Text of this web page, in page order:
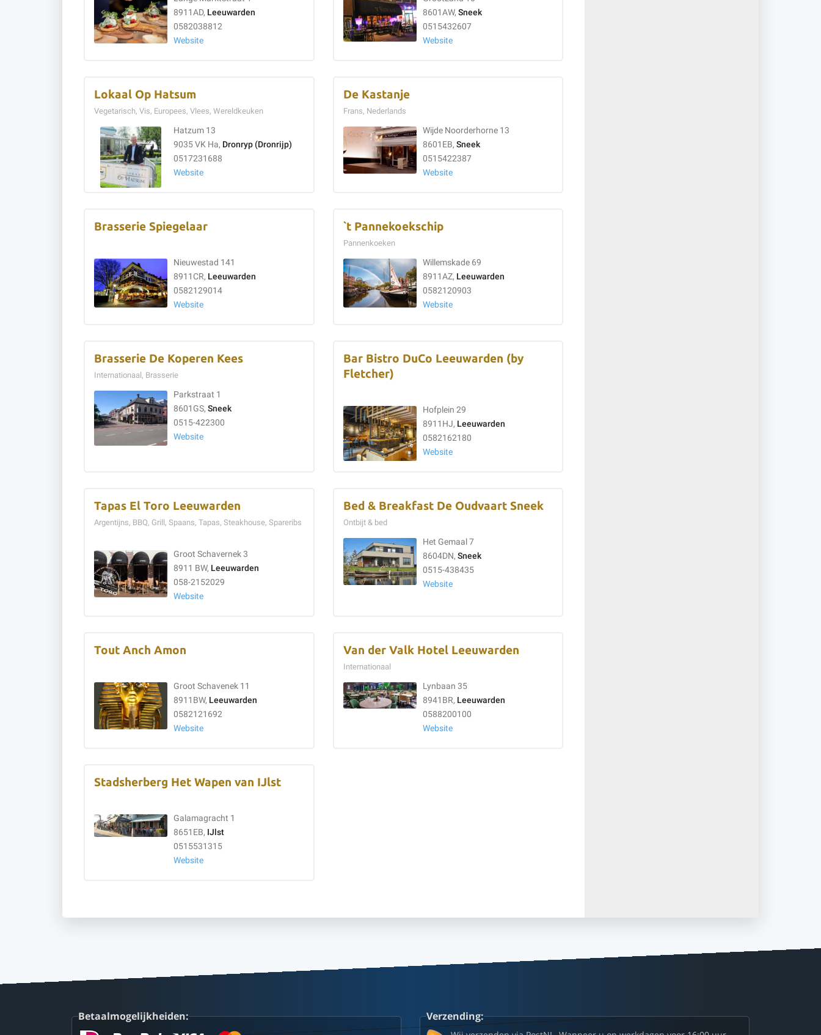
8911AD, Leeuwarden
0582038812
Website
8601AW, Sneek
0515432607
Website
Lokaal Op Hatsum
Vegetarisch, Vis, Europees, Vlees, Wereldkeuken
Hatzum 13
9035 VK Ha, Dronryp (Dronrijp)
0517231688
Website
De Kastanje
Frans, Nederlands
Wijde Noorderhorne 13
8601EB, Sneek
0515422387
Website
Brasserie Spiegelaar
Nieuwestad 141
8911CR, Leeuwarden
0582129014
Website
`t Pannekoekschip
Pannenkoeken
Willemskade 69
8911AZ, Leeuwarden
0582120903
Website
Brasserie De Koperen Kees
Internationaal, Brasserie
Parkstraat 1
8601GS, Sneek
0515-422300
Website
Bar Bistro DuCo Leeuwarden (by
Fletcher)
Hofplein 29
8911HJ, Leeuwarden
0582162180
Website
Tapas El Toro Leeuwarden
Argentijns, BBQ, Grill, Spaans, Tapas, Steakhouse, Spareribs
Groot Schavernek 3
8911 BW, Leeuwarden
058-2152029
Website
Bed & Breakfast De Oudvaart Sneek
Ontbijt & bed
Het Gemaal 7
8604DN, Sneek
0515-438435
Website
Tout Anch Amon
Groot Schavenek 11
8911BW, Leeuwarden
0582121692
Website
Van der Valk Hotel Leeuwarden
Internationaal
Lynbaan 35
8941BR, Leeuwarden
0588200100
Website
Stadsherberg Het Wapen van IJlst
Galamagracht 1
8651EB, IJlst
0515531315
Website
Betaalmogelijkheiden: Verzending: